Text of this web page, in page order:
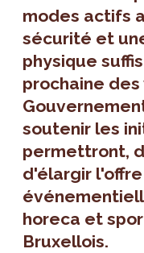
modes actifs
sécurité et
physique
prochaine des
soutenir les
permettront,
d'élargir
horeca et
Bruxellois.